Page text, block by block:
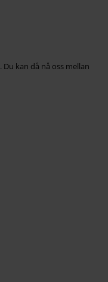
kan då nå oss mellan